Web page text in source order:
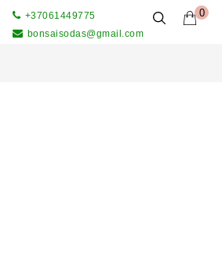
0
+37061449775
bonsaisodas@gmail.com